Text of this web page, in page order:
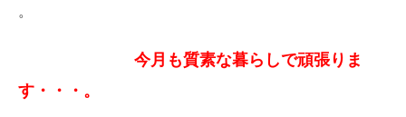
。
今月も質素な暮らしで頑張りま
す・・・。